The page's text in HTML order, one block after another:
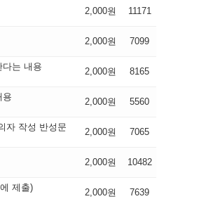
2,000원 11171
2,000원 7099
는 내용 2,000원 8165
용 2,000원 5560
자 작성 반성문 2,000원 7065
2,000원 10482
제출) 2,000원 7639